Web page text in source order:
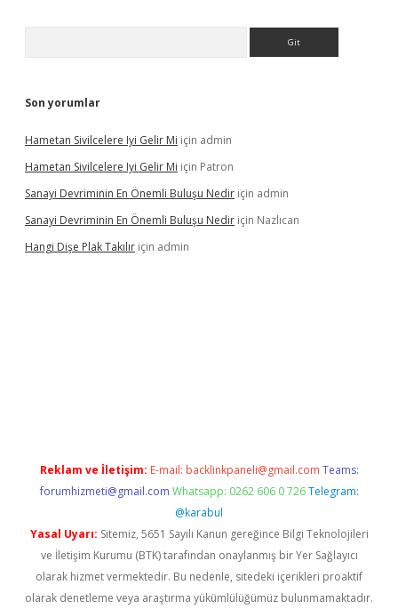
Son yorumlar
Hametan Sivilcelere Iyi Gelir Mi için admin
Hametan Sivilcelere Iyi Gelir Mi için Patron
Sanayi Devriminin En Önemli Buluşu Nedir için admin
Sanayi Devriminin En Önemli Buluşu Nedir için Nazlıcan
Hangi Dişe Plak Takılır için admin
Reklam ve İletişim: E-mail: backlinkpaneli@gmail.com Teams:
forumhizmeti@gmail.com Whatsapp: 0262 606 0 726 Telegram:
@karabul
Yasal Uyarı: Sitemiz, 5651 Sayılı Kanun gereğince Bilgi Teknolojileri
ve İletişim Kurumu (BTK) tarafından onaylanmış bir Yer Sağlayıcı
olarak hizmet vermektedir. Bu nedenle, sitedeki içerikleri proaktif
olarak denetleme veya araştırma yükümlülüğümüz bulunmamaktadır.